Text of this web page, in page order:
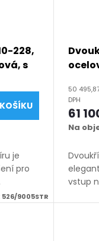
228,
s
je
pro
526/9005STR
1200
1050
RAL
50
DPH
61
Na
vstup